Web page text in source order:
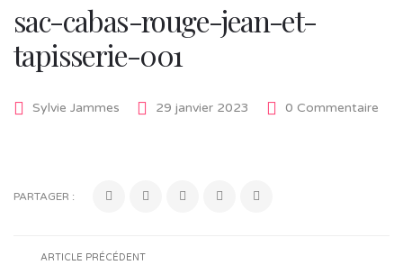
sac-cabas-rouge-jean-et-
tapisserie-001
Sylvie Jammes 29 janvier 2023 0 Commentaire
PARTAGER :
ARTICLE PRÉCÉDENT